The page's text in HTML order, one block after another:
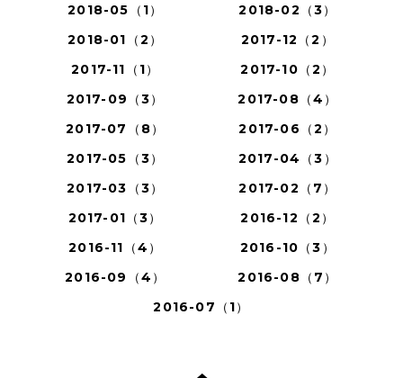
2018-05（1）
2018-02（3）
2018-01（2）
2017-12（2）
2017-11（1）
2017-10（2）
2017-09（3）
2017-08（4）
2017-07（8）
2017-06（2）
2017-05（3）
2017-04（3）
2017-03（3）
2017-02（7）
2017-01（3）
2016-12（2）
2016-11（4）
2016-10（3）
2016-09（4）
2016-08（7）
2016-07（1）